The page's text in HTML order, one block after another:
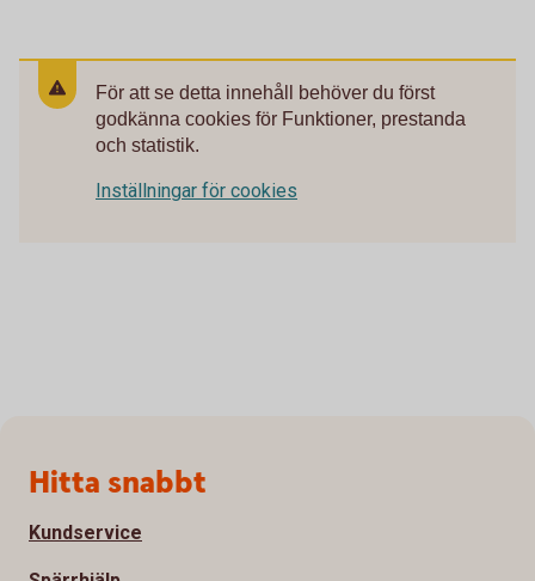
För att se detta innehåll behöver du först
godkänna cookies för Funktioner, prestanda
och statistik.
Inställningar för cookies
Sidfot
Hitta snabbt
Kundservice